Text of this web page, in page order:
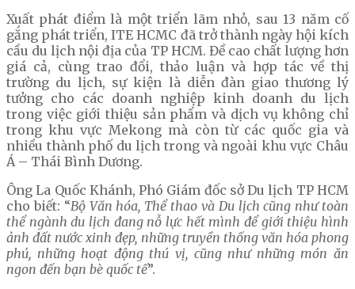
Xuất phát điểm là một triển lãm nhỏ, sau 13 năm cố
gắng phát triển, ITE HCMC đã trở thành ngày hội kích
cầu du lịch nội địa của TP HCM. Đề cao chất lượng hơn
giá cả, cùng trao đổi, thảo luận và hợp tác về thị
trường du lịch, sự kiện là diễn đàn giao thương lý
tưởng cho các doanh nghiệp kinh doanh du lịch
trong việc giới thiệu sản phẩm và dịch vụ không chỉ
trong khu vực Mekong mà còn từ các quốc gia và
nhiều thành phố du lịch trong và ngoài khu vực Châu
Á – Thái Bình Dương.
Ông La Quốc Khánh, Phó Giám đốc sở Du lịch TP HCM
cho biết: “Bộ Văn hóa, Thể thao và Du lịch cũng như toàn
thể ngành du lịch đang nỗ lực hết mình để giới thiệu hình
ảnh đất nước xinh đẹp, những truyền thống văn hóa phong
phú, những hoạt động thú vị, cũng như những món ăn
ngon đến bạn bè quốc tế”.